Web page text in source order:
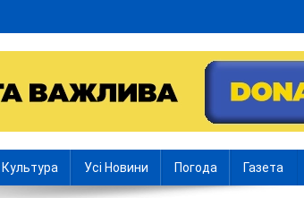
Культура Усі Новини Погода Газета